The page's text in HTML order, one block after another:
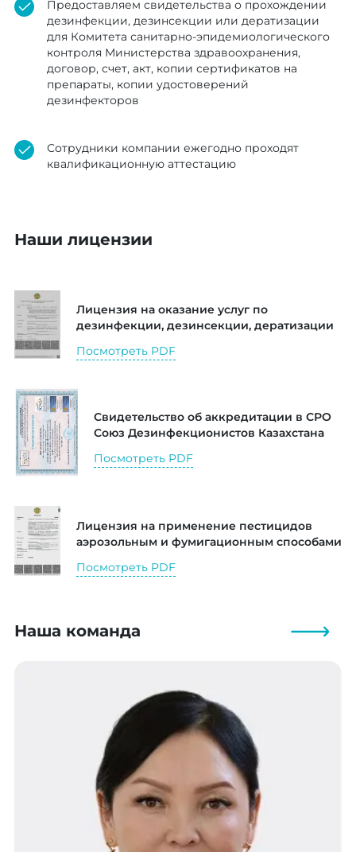
Предоставляем свидетельства о прохождении
дезинфекции, дезинсекции или дератизации
для Комитета санитарно-эпидемиологического
контроля Министерства здравоохранения,
договор, счет, акт, копии сертификатов на
препараты, копии удостоверений
дезинфекторов
Сотрудники компании ежегодно проходят
квалификационную аттестацию
Наши лицензии
Лицензия на оказание услуг по
дезинфекции, дезинсекции, дератизации
Посмотреть PDF
Свидетельство об аккредитации в СРО
Союз Дезинфекционистов Казахстана
Посмотреть PDF
Лицензия на применение пестицидов
аэрозольным и фумигационным способами
Посмотреть PDF
Наша команда